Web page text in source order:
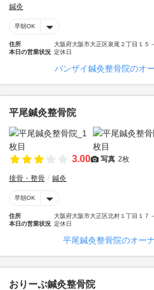
鍼灸
早朝OK
住所
大阪府大阪市大正区泉尾２丁目１５
本日の営業状況 定休日
バンザイ鍼灸整骨院のオ
平尾鍼灸整骨院
3.00 写真 2枚
接骨・整骨 鍼灸
早朝OK
住所
大阪府大阪市大正区北村１丁目１７
本日の営業状況 定休日
平尾鍼灸整骨院のオー
おりーぶ鍼灸整骨院